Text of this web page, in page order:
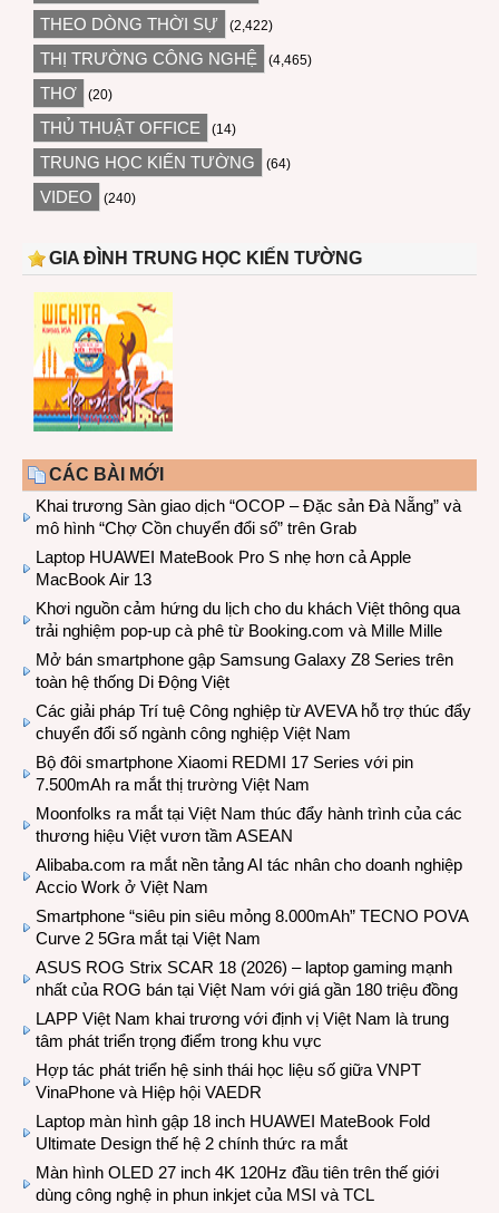
THEO DÒNG THỜI SỰ (2,422)
THỊ TRƯỜNG CÔNG NGHỆ (4,465)
THƠ (20)
THỦ THUẬT OFFICE (14)
TRUNG HỌC KIẾN TƯỜNG (64)
VIDEO (240)
GIA ĐÌNH TRUNG HỌC KIẾN TƯỜNG
CÁC BÀI MỚI
Khai trương Sàn giao dịch “OCOP – Đặc sản Đà Nẵng” và
mô hình “Chợ Cồn chuyển đổi số” trên Grab
Laptop HUAWEI MateBook Pro S nhẹ hơn cả Apple
MacBook Air 13
Khơi nguồn cảm hứng du lịch cho du khách Việt thông qua
trải nghiệm pop-up cà phê từ Booking.com và Mille Mille
Mở bán smartphone gập Samsung Galaxy Z8 Series trên
toàn hệ thống Di Động Việt
Các giải pháp Trí tuệ Công nghiệp từ AVEVA hỗ trợ thúc đẩy
chuyển đổi số ngành công nghiệp Việt Nam
Bộ đôi smartphone Xiaomi REDMI 17 Series với pin
7.500mAh ra mắt thị trường Việt Nam
Moonfolks ra mắt tại Việt Nam thúc đẩy hành trình của các
thương hiệu Việt vươn tầm ASEAN
Alibaba.com ra mắt nền tảng AI tác nhân cho doanh nghiệp
Accio Work ở Việt Nam
Smartphone “siêu pin siêu mỏng 8.000mAh” TECNO POVA
Curve 2 5Gra mắt tại Việt Nam
ASUS ROG Strix SCAR 18 (2026) – laptop gaming mạnh
nhất của ROG bán tại Việt Nam với giá gần 180 triệu đồng
LAPP Việt Nam khai trương với định vị Việt Nam là trung
tâm phát triển trọng điểm trong khu vực
Hợp tác phát triển hệ sinh thái học liệu số giữa VNPT
VinaPhone và Hiệp hội VAEDR
Laptop màn hình gập 18 inch HUAWEI MateBook Fold
Ultimate Design thế hệ 2 chính thức ra mắt
Màn hình OLED 27 inch 4K 120Hz đầu tiên trên thế giới
dùng công nghệ in phun inkjet của MSI và TCL